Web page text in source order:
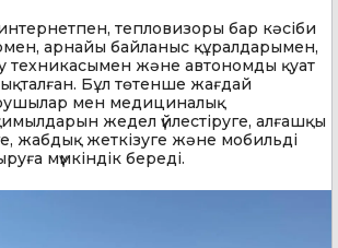
тепловизоры бар кәсіби
арнайы байланыс құралдарымен,
техникасымен және автономды қуат
Бұл төтенше жағдай
мен медициналық
жедел үйлестіруге, алғашқы
жабдық жеткізуге және мобильді
мүмкіндік береді.